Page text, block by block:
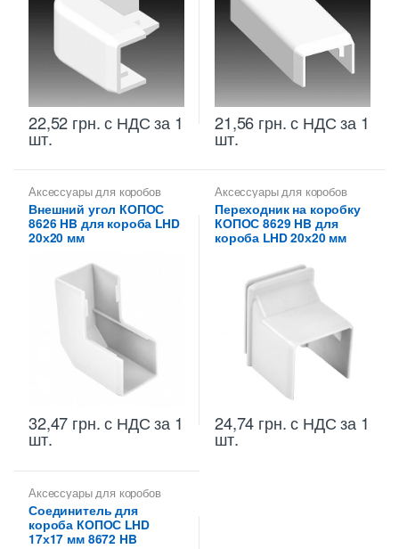
22,52 грн.с НДС за 1
шт.
21,56 грн.с НДС за 1
шт.
Аксессуары для коробов
Внешний угол КОПОС
8626 HB для короба LHD
20х20 мм
32,47 грн.с НДС за 1
шт.
Аксессуары для коробов
Переходник на коробку
КОПОС 8629 HB для
короба LHD 20х20 мм
24,74 грн.с НДС за 1
шт.
Аксессуары для коробов
Соединитель для
короба КОПОС LHD
17х17 мм 8672 HB